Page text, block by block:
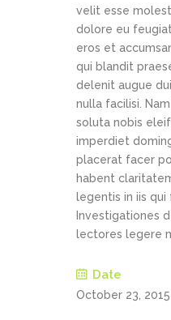
velit esse
dolore eu
eros et
qui blandit
delenit augue
nulla facilisi.
soluta nobis
imperdiet
placerat facer
habent
legentis in iis
Investigationes
lectores legere
Date
October 23, 2015